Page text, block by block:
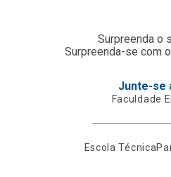
Surpreenda o
Surpreenda-se com
Junte-se
Faculdade
Escola Técnica